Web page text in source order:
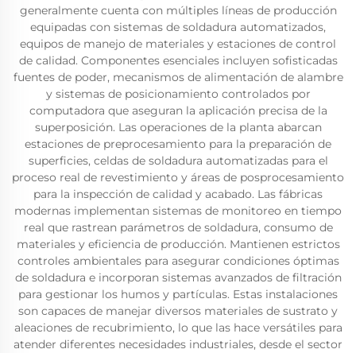
generalmente cuenta con múltiples líneas de producción
equipadas con sistemas de soldadura automatizados,
equipos de manejo de materiales y estaciones de control
de calidad. Componentes esenciales incluyen sofisticadas
fuentes de poder, mecanismos de alimentación de alambre
y sistemas de posicionamiento controlados por
computadora que aseguran la aplicación precisa de la
superposición. Las operaciones de la planta abarcan
estaciones de preprocesamiento para la preparación de
superficies, celdas de soldadura automatizadas para el
proceso real de revestimiento y áreas de posprocesamiento
para la inspección de calidad y acabado. Las fábricas
modernas implementan sistemas de monitoreo en tiempo
real que rastrean parámetros de soldadura, consumo de
materiales y eficiencia de producción. Mantienen estrictos
controles ambientales para asegurar condiciones óptimas
de soldadura e incorporan sistemas avanzados de filtración
para gestionar los humos y partículas. Estas instalaciones
son capaces de manejar diversos materiales de sustrato y
aleaciones de recubrimiento, lo que las hace versátiles para
atender diferentes necesidades industriales, desde el sector